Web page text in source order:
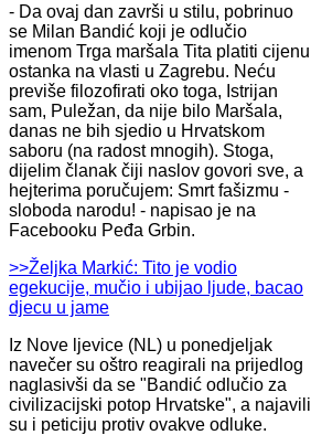
- Da ovaj dan završi u stilu, pobrinuo
se Milan Bandić koji je odlučio
imenom Trga maršala Tita platiti cijenu
ostanka na vlasti u Zagrebu. Neću
previše filozofirati oko toga, Istrijan
sam, Puležan, da nije bilo Maršala,
danas ne bih sjedio u Hrvatskom
saboru (na radost mnogih). Stoga,
dijelim članak čiji naslov govori sve, a
hejterima poručujem: Smrt fašizmu -
sloboda narodu! - napisao je na
Facebooku Peđa Grbin.
>>Željka Markić: Tito je vodio
egekucije, mučio i ubijao ljude, bacao
djecu u jame
Iz Nove ljevice (NL) u ponedjeljak
navečer su oštro reagirali na prijedlog
naglasivši da se "Bandić odlučio za
civilizacijski potop Hrvatske", a najavili
su i peticiju protiv ovakve odluke.